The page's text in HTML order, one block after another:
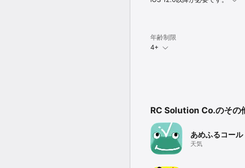
Thank you for your patience
年齢制限
4+
RC Solution Co.のその
あめふるコール
天気